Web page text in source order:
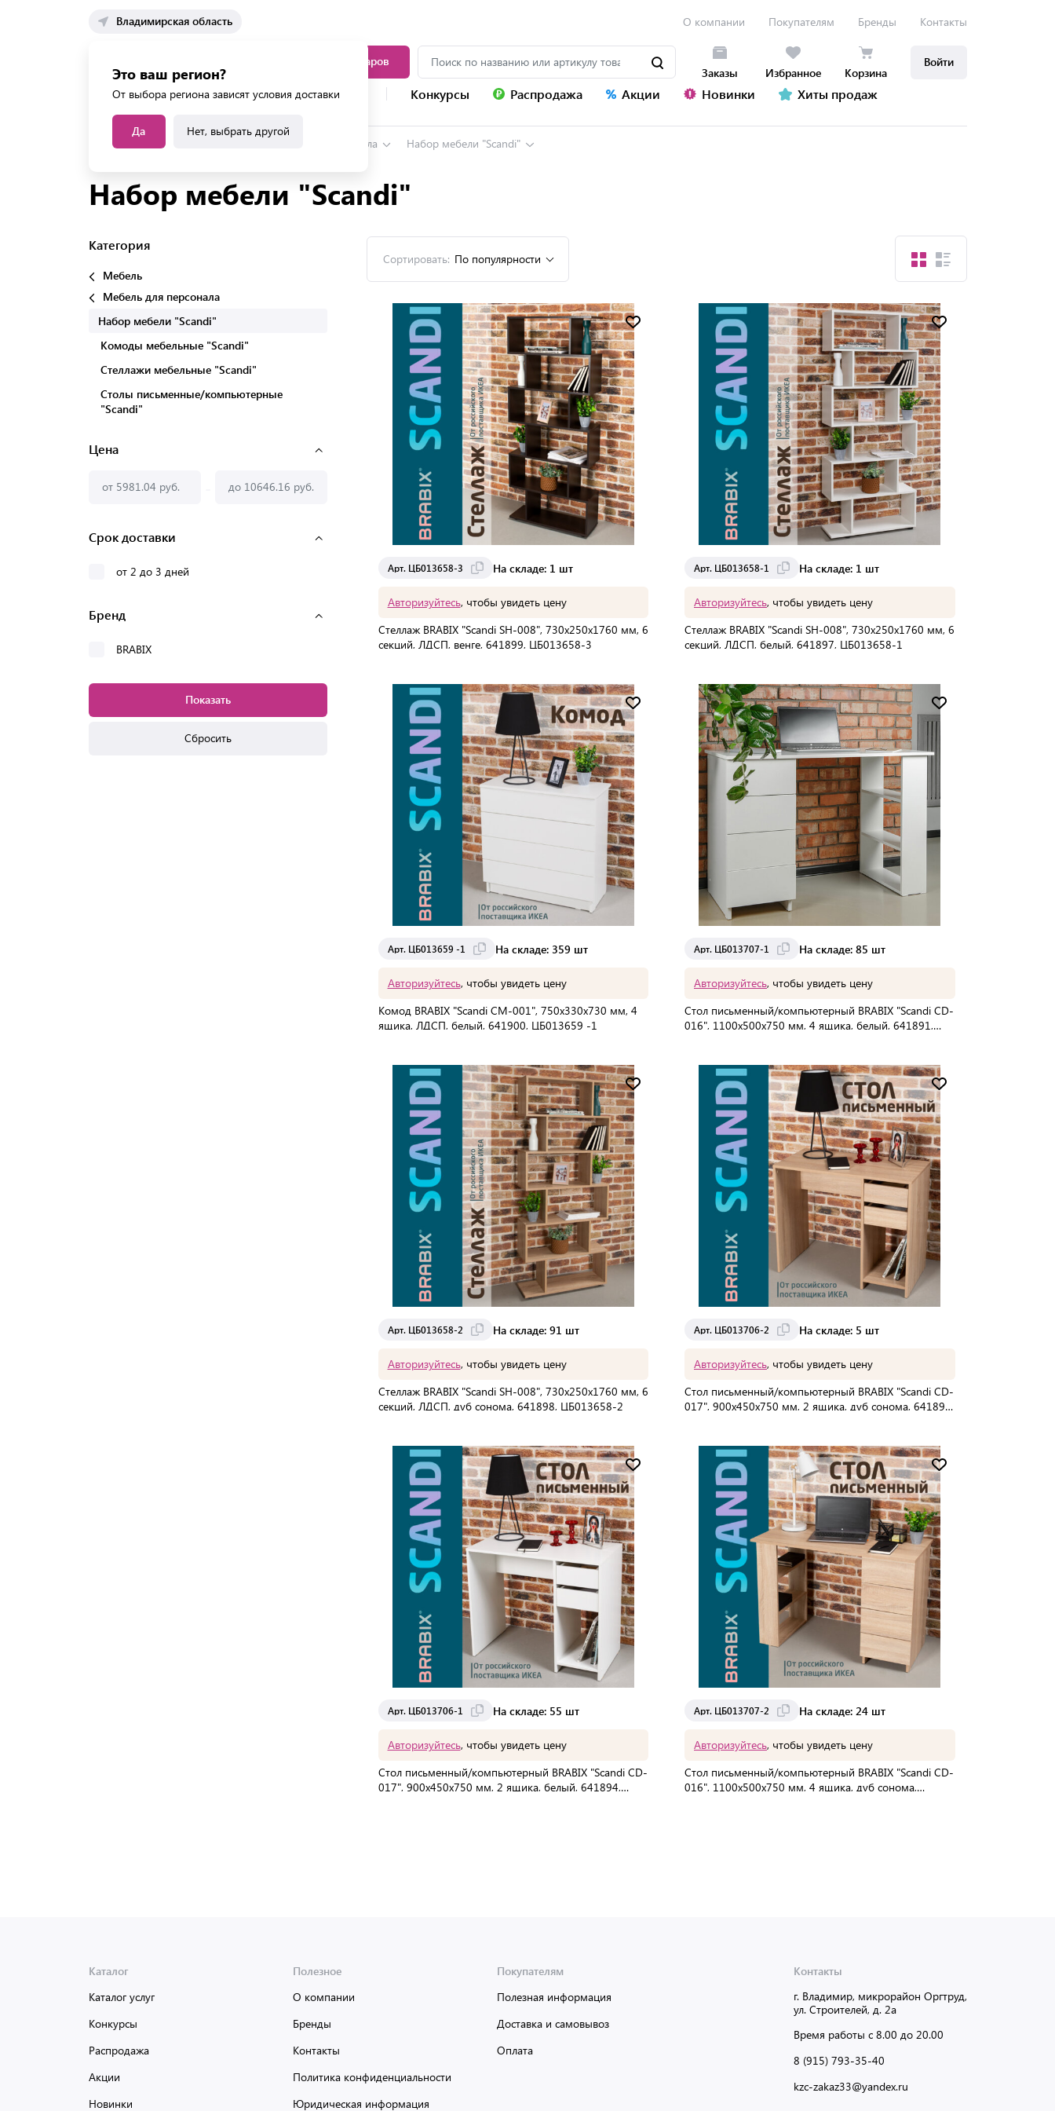
Владимирская область
Это ваш регион?
От выбора региона зависят условия доставки
Да Нет, выбрать другой
О компании Покупателям Бренды Контакты
Каталог товаров
Заказы Избранное Корзина
Войти
Каталог услуг Конкурсы Распродажа Акции Новинки Хиты продаж
Главная Каталог Мебель для персонала Набор мебели "Scandi"
Набор мебели "Scandi"
Категория
Мебель
Мебель для персонала
Набор мебели "Scandi"
Комоды мебельные "Scandi"
Стеллажи мебельные "Scandi"
Столы письменные/компьютерные
"Scandi"
Цена
Срок доставки
от 2 до 3 дней
Бренд
BRABIX
Показать
Сбросить
Сортировать: По популярности
Арт. ЦБ013658-3 На складе: 1 шт
Авторизуйтесь, чтобы увидеть цену
Стеллаж BRABIX "Scandi SH-008", 730х250х1760 мм, 6
секций, ЛДСП, венге, 641899, ЦБ013658-3
Мин. партия: 1 шт
Доставка от 2 до 3 дней
Арт. ЦБ013658-1 На складе: 1 шт
Авторизуйтесь, чтобы увидеть цену
Стеллаж BRABIX "Scandi SH-008", 730х250х1760 мм, 6
секций, ЛДСП, белый, 641897, ЦБ013658-1
Мин. партия: 1 шт
Доставка от 2 до 3 дней
Арт. ЦБ013659 -1 На складе: 359 шт
Авторизуйтесь, чтобы увидеть цену
Комод BRABIX "Scandi CM-001", 750х330х730 мм, 4
ящика, ЛДСП, белый, 641900, ЦБ013659 -1
Мин. партия: 1 шт
Доставка от 2 до 3 дней
Арт. ЦБ013707-1 На складе: 85 шт
Авторизуйтесь, чтобы увидеть цену
Стол письменный/компьютерный BRABIX "Scandi CD-
016", 1100х500х750 мм, 4 ящика, белый, 641891,
Мин. партия: 1 шт
Доставка от 2 до 3 дней
Арт. ЦБ013658-2 На складе: 91 шт
Авторизуйтесь, чтобы увидеть цену
Стеллаж BRABIX "Scandi SH-008", 730х250х1760 мм, 6
секций, ЛДСП, дуб сонома, 641898, ЦБ013658-2
Мин. партия: 1 шт
Доставка от 2 до 3 дней
Арт. ЦБ013706-2 На складе: 5 шт
Авторизуйтесь, чтобы увидеть цену
Стол письменный/компьютерный BRABIX "Scandi CD-
017", 900х450х750 мм, 2 ящика, дуб сонома, 641895,
Мин. партия: 1 шт
Доставка от 2 до 3 дней
Арт. ЦБ013706-1 На складе: 55 шт
Авторизуйтесь, чтобы увидеть цену
Стол письменный/компьютерный BRABIX "Scandi CD-
017", 900х450х750 мм, 2 ящика, белый, 641894,
Арт. ЦБ013707-2 На складе: 24 шт
Авторизуйтесь, чтобы увидеть цену
Стол письменный/компьютерный BRABIX "Scandi CD-
016", 1100х500х750 мм, 4 ящика, дуб сонома,
Каталог
Каталог услуг
Конкурсы
Распродажа
Акции
Новинки
Полезное
О компании
Бренды
Контакты
Политика конфиденциальности
Юридическая информация
Покупателям
Полезная информация
Доставка и самовывоз
Оплата
Контакты
г. Владимир, микрорайон Оргтруд,
ул. Строителей, д. 2а
Время работы с 8.00 до 20.00
8 (915) 793-35-40
kzc-zakaz33@yandex.ru